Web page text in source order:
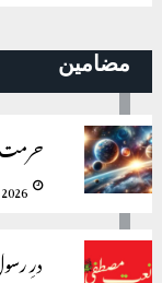
مضامین
حرمت
درِ